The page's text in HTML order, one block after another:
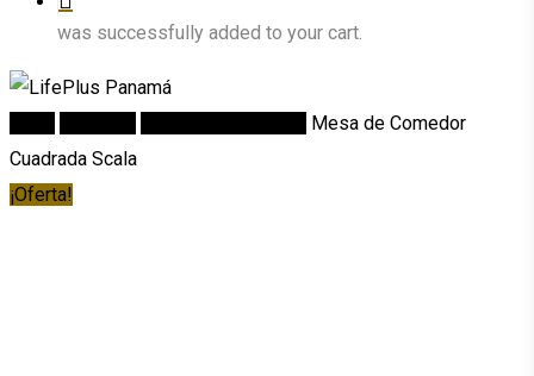
was successfully added to your cart.
Mesa de Comedor
Cuadrada Scala
¡Oferta!